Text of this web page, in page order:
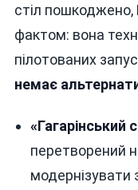
стіл пошкоджено,
фактом: вона
пілотованих
немає
«Гагарінський
перетворений
модернізувати